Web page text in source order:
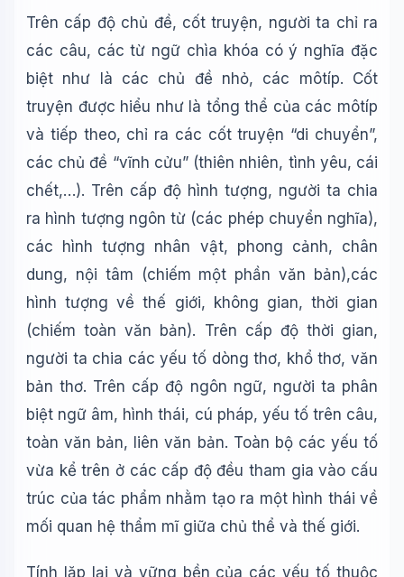
Trên cấp độ chủ đề, cốt truyện, người ta chỉ ra
các câu, các từ ngữ chìa khóa có ý nghĩa đặc
biệt như là các chủ đề nhỏ, các môtíp. Cốt
truyện được hiểu như là tổng thể của các môtíp
và tiếp theo, chỉ ra các cốt truyện “di chuyển”,
các chủ đề “vĩnh cửu” (thiên nhiên, tình yêu, cái
chết,…). Trên cấp độ hình tượng, người ta chia
ra hình tượng ngôn từ (các phép chuyển nghĩa),
các hình tượng nhân vật, phong cảnh, chân
dung, nội tâm (chiếm một phần văn bản),các
hình tượng về thế giới, không gian, thời gian
(chiếm toàn văn bản). Trên cấp độ thời gian,
người ta chia các yếu tố dòng thơ, khổ thơ, văn
bản thơ. Trên cấp độ ngôn ngữ, người ta phân
biệt ngữ âm, hình thái, cú pháp, yếu tố trên câu,
toàn văn bản, liên văn bản. Toàn bộ các yếu tố
vừa kể trên ở các cấp độ đều tham gia vào cấu
trúc của tác phẩm nhằm tạo ra một hình thái về
mối quan hệ thẩm mĩ giữa chủ thể và thế giới.
Tính lặp lại và vững bền của các yếu tố thuộc